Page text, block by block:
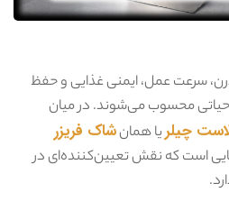
سرعت عمل، ایمنی غذایی و حفظ
محسوب می‌شوند. در میان
چیلریا همانشاک فریزر
است که نقش تعیین‌کننده‌ای در